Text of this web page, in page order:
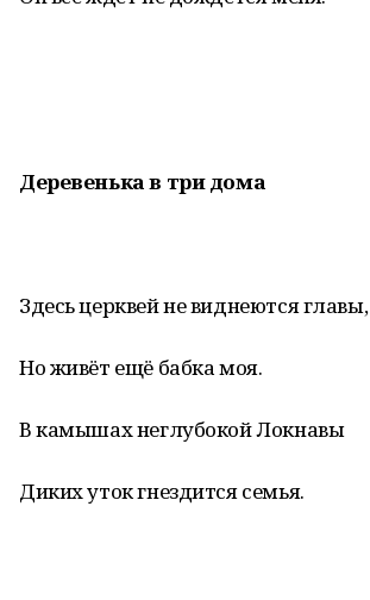
Деревенька в три дома
Здесь церквей не виднеются главы,
Но живёт ещё бабка моя.
В камышах неглубокой Локнавы
Диких уток гнездится семья.